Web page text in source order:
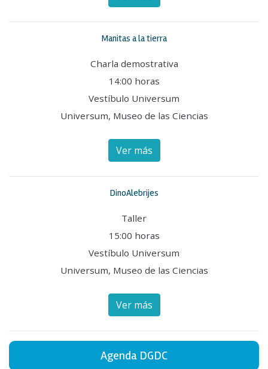
Manitas a la tierra
Charla demostrativa
14:00 horas
Vestíbulo Universum
Universum, Museo de las Ciencias
Ver más
DinoAlebrijes
Taller
15:00 horas
Vestíbulo Universum
Universum, Museo de las Ciencias
Ver más
Agenda DGDC